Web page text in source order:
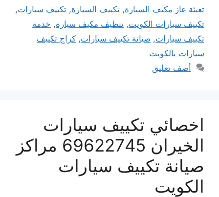
تعبئة عاز مكيف السيارة, تكييف السيارة, تكييف سيارات,
تكييف سيارات الكويت, تنظيف مكيف سيارة, خدمة
تكييف سيارات, صيانة تكييف سيارات, كراج تكييف
سيارات بالكويت
أضف تعليق
اخصائي تكييف سيارات
الخيران 69622745 مراكز
صيانة تكييف سيارات
الكويت